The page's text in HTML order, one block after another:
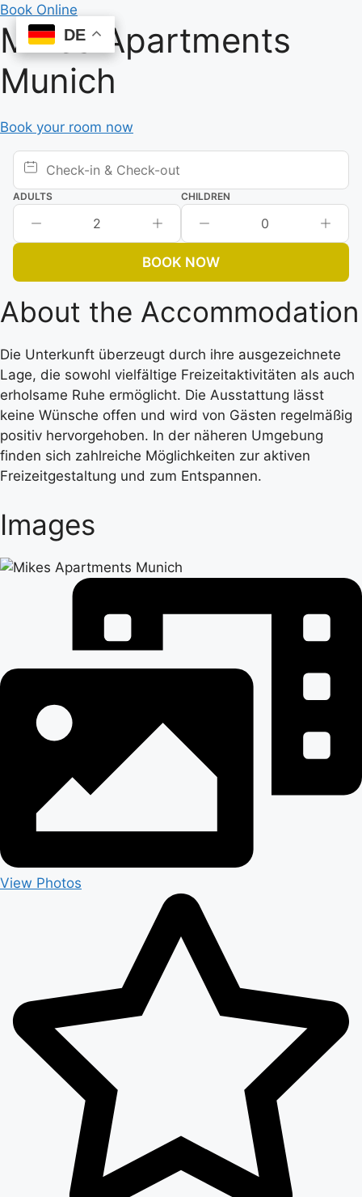
Skip
to
content
Book Online
Mikes Apartments
Munich
Book your room now
ADULTS
2
CHILDREN
0
BOOK NOW
About the Accommodation
Die Unterkunft überzeugt durch ihre ausgezeichnete
Lage, die sowohl vielfältige Freizeitaktivitäten als auch
erholsame Ruhe ermöglicht. Die Ausstattung lässt
keine Wünsche offen und wird von Gästen regelmäßig
positiv hervorgehoben. In der näheren Umgebung
finden sich zahlreiche Möglichkeiten zur aktiven
Freizeitgestaltung und zum Entspannen.
Images
View Photos
DE
DE